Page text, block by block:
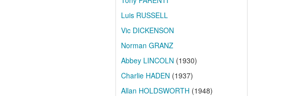
Luis RUSSELL
Vic DICKENSON
Norman GRANZ
Abbey LINCOLN (1930)
Charlie HADEN (1937)
Allan HOLDSWORTH (1948)